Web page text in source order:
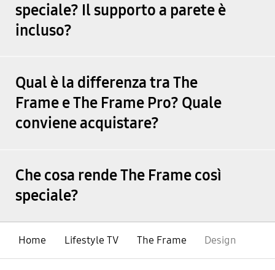
speciale? Il supporto a parete è
incluso?
Qual è la differenza tra The
Frame e The Frame Pro? Quale
conviene acquistare?
Che cosa rende The Frame così
speciale?
Home Lifestyle TV The Frame Design